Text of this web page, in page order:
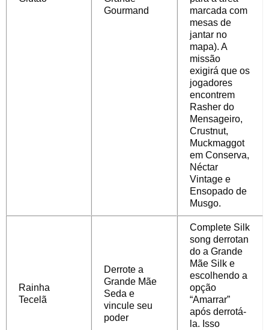
Gourmand
marcada com
mesas de
jantar no
mapa). A
missão
exigirá que os
jogadores
encontrem
Rasher do
Mensageiro,
Crustnut,
Muckmaggot
em Conserva,
Néctar
Vintage e
Ensopado de
Musgo.
Rainha
Tecelã
Derrote a
Grande Mãe
Seda e
vincule seu
poder
Complete Silk
song derrotan
do a Grande
Mãe Silk e
escolhendo a
opção
“Amarrar”
após derrotá-
la. Isso